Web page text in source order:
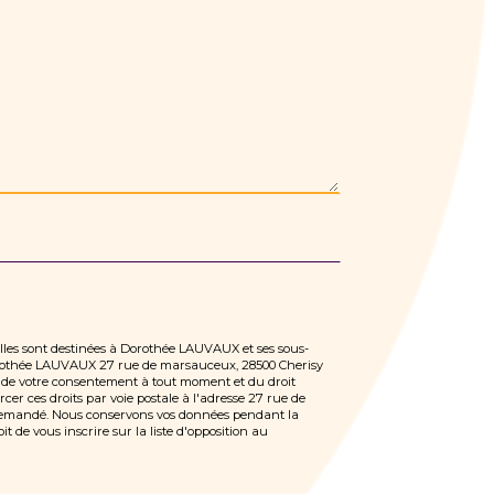
sont destinées à Dorothée LAUVAUX et ses sous-
LAUVAUX 27 rue de marsauceux, 28500 Cherisy
de votre consentement à tout moment et du droit
ces droits par voie postale à l'adresse 27 rue de
Nous conservons vos données pendant la
de vous inscrire sur la liste d'opposition au